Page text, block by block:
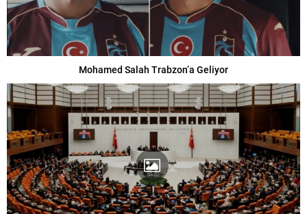
Mohamed Salah Trabzon’a Geliyor